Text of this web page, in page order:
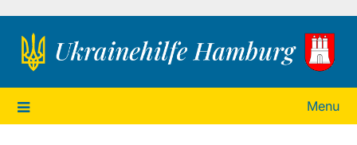
Ukrainehilfe Hamburg
Menu